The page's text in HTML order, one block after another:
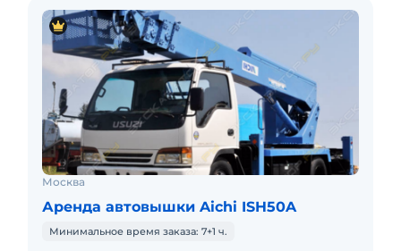
Москва
Аренда автовышки Aichi ISH50A
Минимальное время заказа: 7+1 ч.